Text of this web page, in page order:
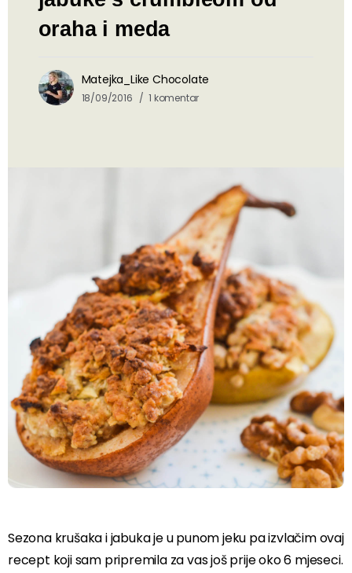
oraha i meda
Matejka_Like Chocolate
18/09/2016 1 komentar
Sezona krušaka i jabuka je u punom jeku pa izvlačim ovaj
recept koji sam pripremila za vas još prije oko 6 mjeseci.